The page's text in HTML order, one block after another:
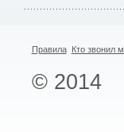
Правила Кто звонил
© 2014